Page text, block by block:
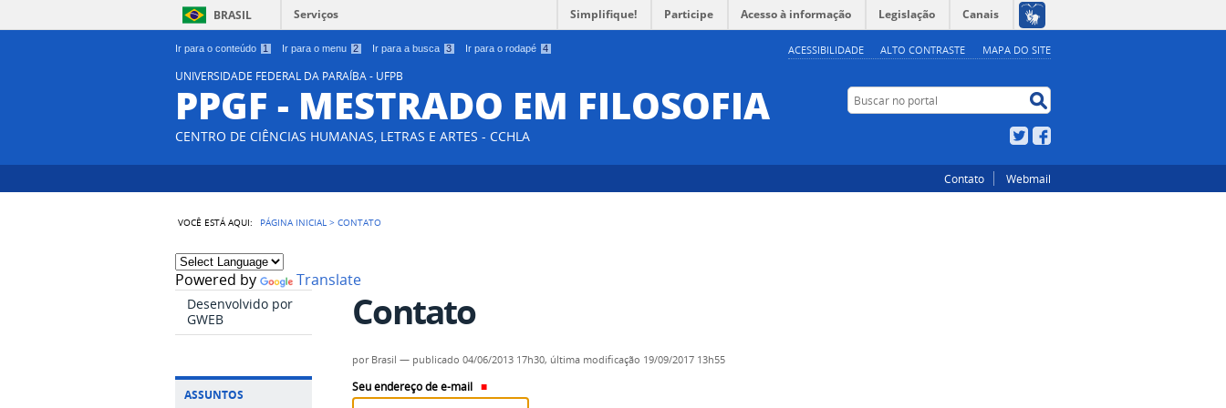
Ir para o conteúdo 1 Ir para o menu 2 Ir para a busca 3 Ir para o rodapé 4 ACESSIBILIDADE ALTO CONTRASTE MAPA DO SITE
BRASIL Serviços Simplifique! Participe Acesso à informação Legislação Canais
UNIVERSIDADE FEDERAL DA PARAÍBA - UFPB
PPGF - MESTRADO EM FILOSOFIA
CENTRO DE CIÊNCIAS HUMANAS, LETRAS E ARTES - CCHLA
Buscar no portal
Twitter
Contato Webmail
VOCÊ ESTÁ AQUI: PÁGINA INICIAL >CONTATO
Powered by Translate
Desenvolvido por
GWEB
ASSUNTOS
Contato
por Brasil — publicado 04/06/2013 17h30, última modificação 19/09/2017 13h55
Seu endereço de e-mail